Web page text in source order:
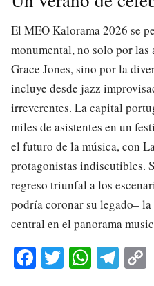
El MEO Kalorama 2026 se
monumental, no solo por
Grace Jones, sino por la
incluye desde jazz
irreverentes. La capital
miles de asistentes en un
el futuro de la música, con
protagonistas indiscutibles.
regreso triunfal a los
podría coronar su legado–
central en el panorama
Fa T W Te